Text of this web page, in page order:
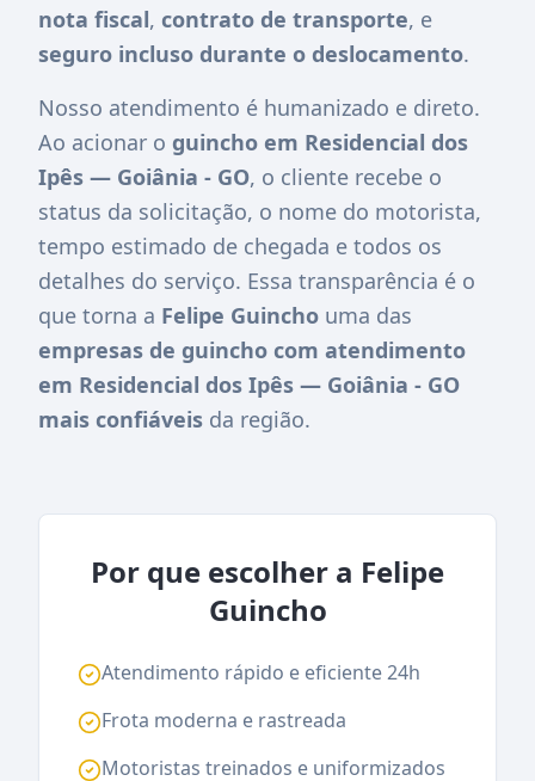
nota fiscal, contrato de transporte, e
seguro incluso durante o deslocamento.
Nosso atendimento é humanizado e direto.
Ao acionar o guincho em Residencial dos
Ipês — Goiânia - GO, o cliente recebe o
status da solicitação, o nome do motorista,
tempo estimado de chegada e todos os
detalhes do serviço. Essa transparência é o
que torna a Felipe Guincho uma das
empresas de guincho com atendimento
em Residencial dos Ipês — Goiânia - GO
mais confiáveis da região.
Por que escolher a Felipe
Guincho
Atendimento rápido e eficiente 24h
Frota moderna e rastreada
Motoristas treinados e uniformizados